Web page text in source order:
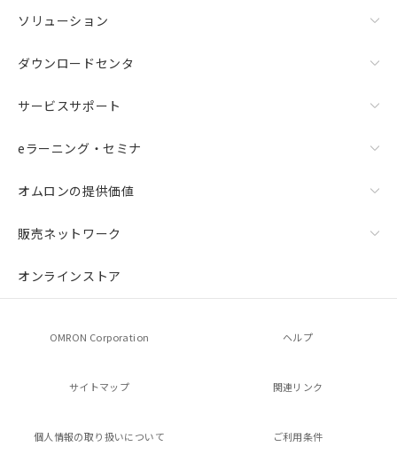
ソリューション
ダウンロードセンタ
サービスサポート
eラーニング・セミナ
オムロンの提供価値
販売ネットワーク
オンラインストア
OMRON Corporation ヘルプ
サイトマップ 関連リンク
個人情報の取り扱いについて ご利用条件